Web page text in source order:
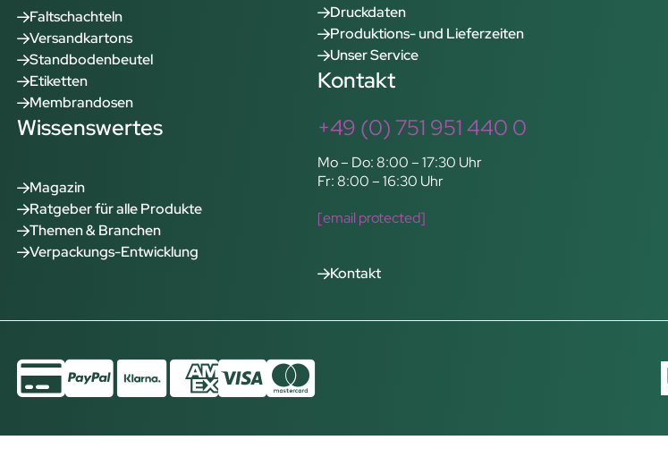
Faltschachteln
Versandkartons
Standbodenbeutel
Etiketten
Membrandosen
Wissenswertes
Magazin
Ratgeber für alle Produkte
Themen & Branchen
Verpackungs-Entwicklung
Druckdaten
Produktions- und Lieferzeiten
Unser Service
Kontakt
+49 (0) 751 951 440 0
Mo – Do: 8:00 – 17:30 Uhr
Fr: 8:00 – 16:30 Uhr
[email protected]
Kontakt